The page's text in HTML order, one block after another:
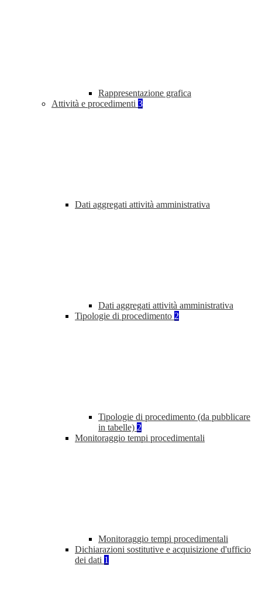
Rappresentazione grafica
Attività e procedimenti 3
Dati aggregati attività amministrativa
Dati aggregati attività amministrativa
Tipologie di procedimento 2
Tipologie di procedimento (da pubblicare
in tabelle) 2
Monitoraggio tempi procedimentali
Monitoraggio tempi procedimentali
Dichiarazioni sostitutive e acquisizione d'ufficio
dei dati 1